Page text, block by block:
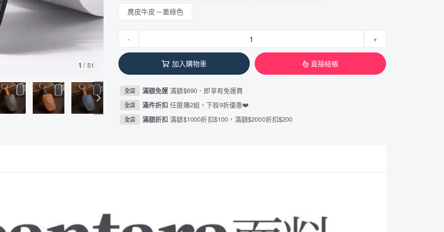
1 / 51
麂皮牛皮－墨綠色
- +
加入購物車 直接結帳
全店 滿額免運滿額$690．即享有免運費
全店 滿件折扣任選購2組，下殺9折優惠❤️
全店 滿額折扣滿額$1000折扣$100，滿額$2000折扣$200